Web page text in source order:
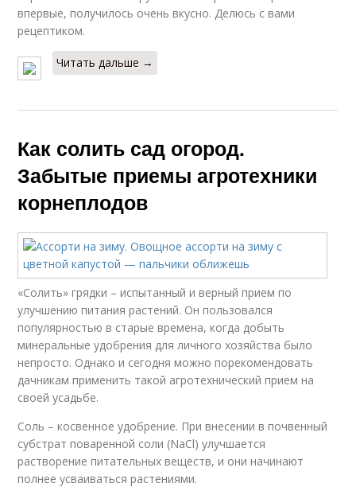
впервые, получилось очень вкусно. Делюсь с вами
рецептиком.
Читать дальше →
Как солить сад огород.
Забытые приемы агротехники
корнеплодов
«Солить» грядки – испытанный и верный прием по
улучшению питания растений. Он пользовался
популярностью в старые времена, когда добыть
минеральные удобрения для личного хозяйства было
непросто. Однако и сегодня можно порекомендовать
дачникам применить такой агротехнический прием на
своей усадьбе.
Соль – косвенное удобрение. При внесении в почвенный
субстрат поваренной соли (NaCl) улучшается
растворение питательных веществ, и они начинают
полнее усваиваться растениями.